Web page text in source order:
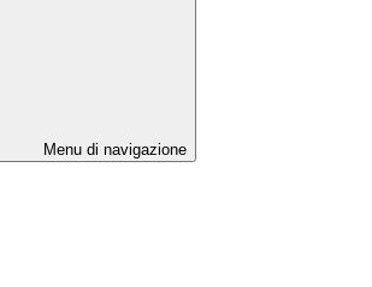
Menu di navigazione